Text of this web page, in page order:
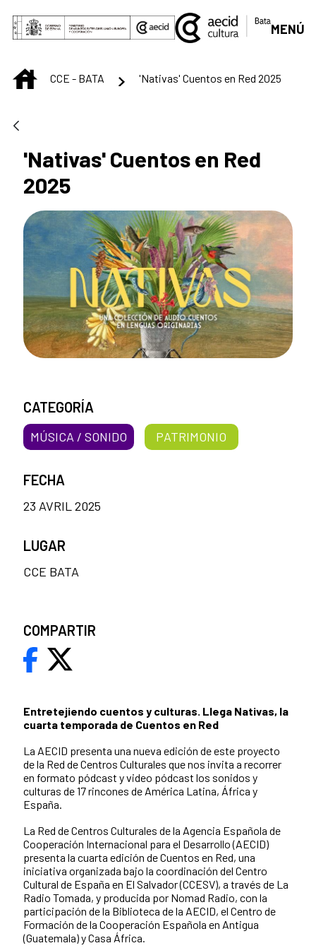
Saut au contenu principal
MENÚ
INICIOCCE - BATA 'Nativas' Cuentos en Red 2025
'Nativas' Cuentos en Red
2025
Entretejiendo cuentos y culturas. Llega Nativas, la
cuarta temporada de Cuentos en Red
La AECID presenta una nueva edición de este proyecto
de la Red de Centros Culturales que nos invita a recorrer
en formato pódcast y video pódcast los sonidos y
culturas de 17 rincones de América Latina, África y
España.
La Red de Centros Culturales de la Agencia Española de
Cooperación Internacional para el Desarrollo (AECID)
presenta la cuarta edición de Cuentos en Red, una
iniciativa organizada bajo la coordinación del Centro
Cultural de España en El Salvador (CCESV), a través de La
Radio Tomada, y producida por Nomad Radio, con la
participación de la Biblioteca de la AECID, el Centro de
Formación de la Cooperación Española en Antigua
(Guatemala) y Casa África.
CATEGORÍA
MÚSICA / SONIDO PATRIMONIO
FECHA
23 AVRIL 2025
LUGAR
CCE BATA
COMPARTIR